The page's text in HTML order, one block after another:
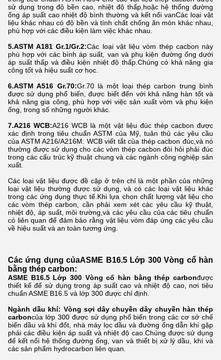
sử dụng trong độ bền cao, nhiệt độ thấp,hoặc hệ thống đường
ống áp suất cao nhiệt độ bình thường và kết nối vanCác loại vật
liệu khác nhau có độ bền và tính chất chống ăn mòn khác nhau,
phù hợp với các điều kiện làm việc khác nhau.
5.ASTM A181 Gr.1/Gr.2:Các loại vật liệu vòm thép cacbon này
phù hợp với các bình áp suất, van và phụ kiện đường ống dưới
áp suất thấp và điều kiện nhiệt độ thấp.Chúng có khả năng gia
công tốt và hiệu suất cơ học.
6.ASTM A516 Gr.70:Gr.70 là một loại thép carbon trung bình
được sử dụng phổ biến, được biết đến với khả năng hàn tốt và
khả năng gia công, phù hợp với việc sản xuất vòm và phụ kiện
ống, trong số những người khác.
7.A216 WCB:A216 WCB là một vật liệu đúc thép cacbon được
xác định trong tiêu chuẩn ASTM của Mỹ, tuân thủ các yêu cầu
của ASTM A216/A216M. WCB viết tắt của thép cacbon đúc,và nó
thường được sử dụng cho các vòm thép cacbon đòi hỏi phải đúc
trong các cấu trúc kỹ thuật chung và các ngành công nghiệp sản
xuất.
Các loại vật liệu được đề cập ở trên chỉ là một phần của những
loại vật liệu thường được sử dụng, và có các loại vật liệu khác
trong các ứng dụng thực tế.Khi lựa chọn chất lượng vật liệu cho
các vòm thép carbon, cần phải xem xét các yêu cầu kỹ thuật,
nhiệt độ, áp suất, môi trường,và các yêu cầu của các tiêu chuẩn
có liên quan để đảm bảo rằng vật liệu vòm đáp ứng các yêu cầu
về hiệu suất và an toàn tương ứng.
Các ứng dụng củaASME B16.5 Lớp 300 Vòng cổ hàn
bằng thép carbon:
ASME B16.5 Lớp 300 Vòng cổ hàn bằng thép carbonđược
thiết kế để sử dụng trong áp suất cao và nhiệt độ cao, nơi tiêu
chuẩn ASME B16.5 và lớp 300 được chỉ định.
Ngành dầu khí: Vòng sợi dây chuyền dây chuyền hàn thép
carboncủa lớp 300 được sử dụng phổ biến trong các cơ sở chế
biến dầu và khí đốt, nhà máy lọc dầu và đường ống dẫn khi gặp
phải các điều kiện áp suất và nhiệt độ cao.Chúng được sử dụng
để kết nối hệ thống đường ống, van và thiết bị xử lý dầu, khí và
các sản phẩm hydrocarbon liên quan.